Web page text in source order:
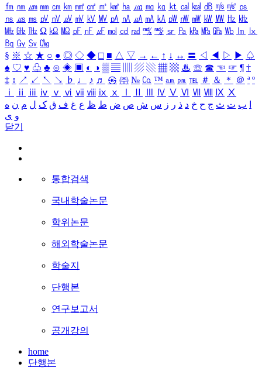
㎙ ㎚ ㎛ ㎜ ㎝ ㎞ ㎟ ㎠ ㎡ ㎢ ㏊ ㎍ ㎎ ㎏ ㏏ ㎈ ㎉ ㏈ ㎧ ㎨ ㎰
㎱ ㎲ ㎳ ㎴ ㎵ ㎶ ㎷ ㎸ ㎹ ㎀ ㎁ ㎂ ㎃ ㎄ ㎺ ㎻ ㎽ ㎾ ㎿ ㎐ ㎑
㎒ ㎓ ㎔ Ω ㏀ ㏁ ㎊ ㎋ ㎌ ㏖ ㏅ ㎭ ㎮ ㎯ ㏛ ㎩ ㎪ ㎫ ㎬ ㏝ ㏐
㏓
㏃ ㏉ ㏜ ㏆
§ ※ ☆ ★ ○ ● ◎ ◇ ◆ □ ■ △ ▽ → ← ↑ ↓ ↔ 〓 ◁ ◀ ▷ ▶ ♤
♠ ♡ ♥ ♧ ♣ ⊙ ◈ ▣ ◐ ◑ ▒ ▤ ▨ ▧ ▦ ▩ ♨ ☏ ☎ ☜ ☞ ¶ †
‡ ↕ ↗ ↙ ↖ ↘ ♭ ♩ ♪ ♬ ㉿ ㈜ № ㏇ ™ ㏂ ㏘ ℡ ＃ ＆ ＊ ＠ ª º
ⅰ
ⅱ ⅲ ⅳ ⅴ ⅵ ⅶ ⅷ ⅸ ⅹ Ⅳ Ⅴ Ⅵ Ⅶ Ⅷ Ⅸ Ⅹ
ب ت ث ج ح خ د ذ ر ز س ش ص ض ط ظ ع غ ف ق ک ل م ن ه
و ی
닫기
통합검색
국내학술논문
학위논문
해외학술논문
학술지
단행본
연구보고서
공개강의
home
단행본